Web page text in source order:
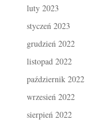
luty 2023
styczeń 2023
grudzień 2022
listopad 2022
październik 2022
wrzesień 2022
sierpień 2022